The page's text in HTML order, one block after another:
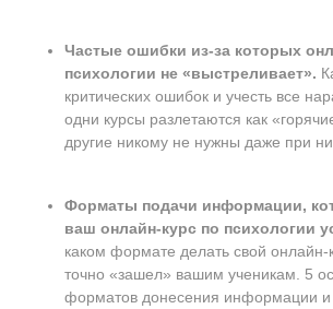
Частые ошибки из-за которых
психологии не «выстреливает».
критических ошибок и учесть все
одни курсы разлетаются как
другие никому не нужны даже при
Форматы подачи информации,
ваш онлайн-курс по психологии
каком формате делать свой онлайн-
точно «зашел» вашим ученикам. 5
форматов донесения информации и